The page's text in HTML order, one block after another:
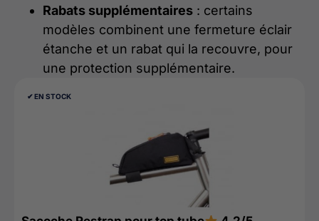
Rabats supplémentaires : certains
modèles combinent une fermeture éclair
étanche et un rabat qui la recouvre, pour
une protection supplémentaire.
✔︎ EN STOCK